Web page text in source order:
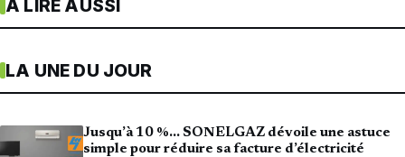
À LIRE AUSSI
LA UNE DU JOUR
Jusqu’à 10 %… SONELGAZ dévoile une astuce
simple pour réduire sa facture d’électricité